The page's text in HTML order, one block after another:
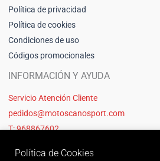
Política de privacidad
Política de cookies
Condiciones de uso
Códigos promocionales
INFORMACIÓN Y AYUDA
Servicio Atención Cliente
pedidos@motoscanosport.com
T: 968867602
Política de Cookies